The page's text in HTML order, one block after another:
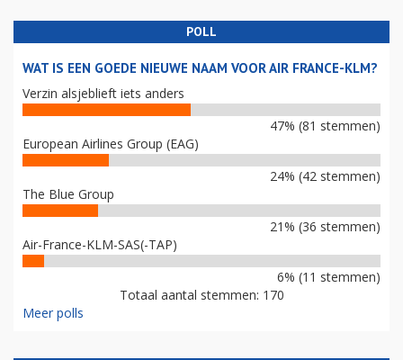
POLL
WAT IS EEN GOEDE NIEUWE NAAM VOOR AIR FRANCE-KLM?
Verzin alsjeblieft iets anders
47% (81 stemmen)
European Airlines Group (EAG)
24% (42 stemmen)
The Blue Group
21% (36 stemmen)
Air-France-KLM-SAS(-TAP)
6% (11 stemmen)
Totaal aantal stemmen: 170
Meer polls